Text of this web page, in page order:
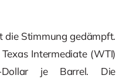
die Stimmung gedämpft.
Intermediate (WTI)
je Barrel. Die